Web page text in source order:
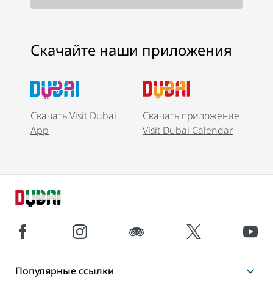
Скачайте наши приложения
Скачать Visit Dubai
App
Скачать приложение
Visit Dubai Calendar
Популярные ссылки